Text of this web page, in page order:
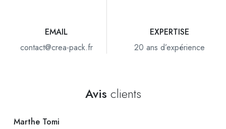
EMAIL
contact@crea-pack.fr
EXPERTISE
20 ans d’expérience
Avis clients
Marthe Tomi